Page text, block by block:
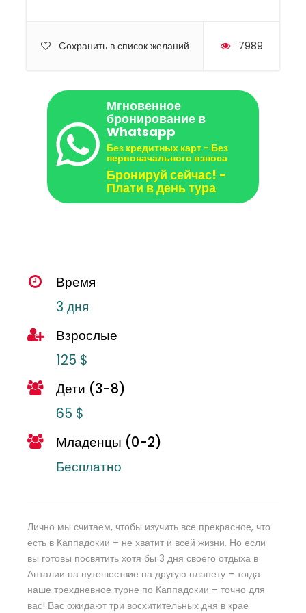
Cохранить в список желаний 7989
Мгновенное
бронирование в
Whatsapp
Без кредитных карт - Без
первоначального взноса
Бронируй сейчас! -
Плати в день тура
Время
3 дня
Взрослые
125 $
Дети (3-8)
65 $
Младенцы (0-2)
Бесплатно
Лично мы считаем, чтобы изучить все прекрасное, что
есть в Каппадокии – не хватит и всей жизни. Но если
вы готовы посвятить хотя бы 3 дня своего отдыха в
Анталии на путешествие на другую планету – тогда
наше трехдневное турне по Каппадокии – точно для
вас! Вас ожидают три восхитительных дня в крае